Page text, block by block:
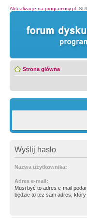
Aktualizacje na programosy.pl:
Strona główna
Wyślij hasło
Nazwa użytkownika:
Adres e-mail:
Musi być to adres e-mail
będzie to tez sam adres, który